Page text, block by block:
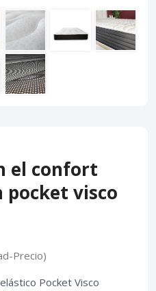
el confort
pocket visco
Precio)
Pocket Visco